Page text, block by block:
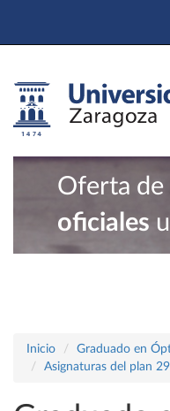
Oferta de
oficiales
Inicio
Graduado en
Asignaturas del plan